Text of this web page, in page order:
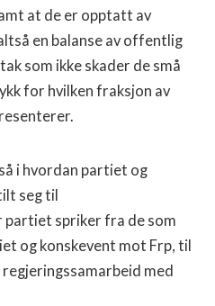
at de er opptatt av
en balanse av offentlig
som ikke skader de små
for hvilken fraksjon av
i hvordan partiet og
seg til
partiet spriker fra de som
og konskevent mot Frp, til
med